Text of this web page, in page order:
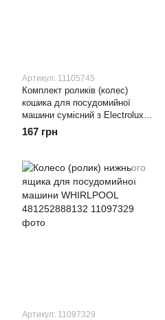
Артикул: 11105745
Комплект роликів (колес)
кошика для посудомийної
машини сумісний з Electrolux
50286965004
167 грн
Артикул: 11097329